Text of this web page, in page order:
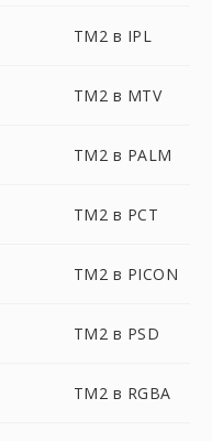
TM2 в IPL
TM2 в MTV
TM2 в PALM
TM2 в PCT
TM2 в PICON
TM2 в PSD
TM2 в RGBA